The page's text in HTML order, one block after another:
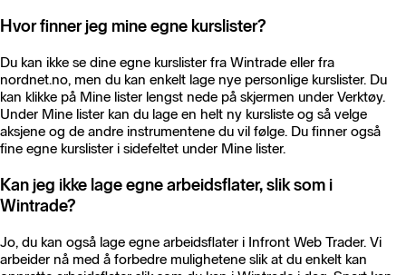
Hvor finner jeg mine egne kurslister?
Du kan ikke se dine egne kurslister fra Wintrade eller fra
nordnet.no, men du kan enkelt lage nye personlige kurslister. Du
kan klikke på Mine lister lengst nede på skjermen under Verktøy.
Under Mine lister kan du lage en helt ny kursliste og så velge
aksjene og de andre instrumentene du vil følge. Du finner også
fine egne kurslister i sidefeltet under Mine lister.
Kan jeg ikke lage egne arbeidsflater, slik som i
Wintrade?
Jo, du kan også lage egne arbeidsflater i Infront Web Trader. Vi
arbeider nå med å forbedre mulighetene slik at du enkelt kan